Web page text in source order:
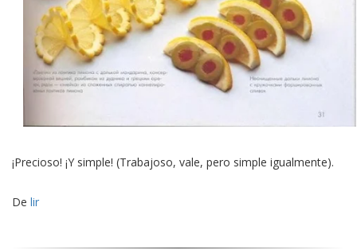
¡Precioso! ¡Y simple! (Trabajoso, vale, pero simple igualmente).
De lir